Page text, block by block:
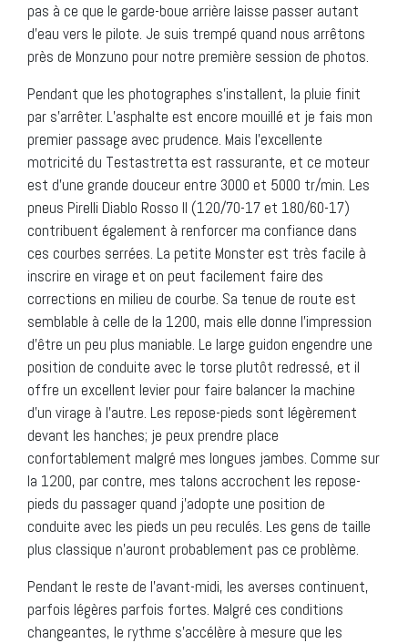
pas à ce que le garde-boue arrière laisse passer autant
d’eau vers le pilote. Je suis trempé quand nous arrêtons
près de Monzuno pour notre première session de photos.
Pendant que les photographes s’installent, la pluie finit
par s’arrêter. L’asphalte est encore mouillé et je fais mon
premier passage avec prudence. Mais l’excellente
motricité du Testastretta est rassurante, et ce moteur
est d’une grande douceur entre 3000 et 5000 tr/min. Les
pneus Pirelli Diablo Rosso II (120/70-17 et 180/60-17)
contribuent également à renforcer ma confiance dans
ces courbes serrées. La petite Monster est très facile à
inscrire en virage et on peut facilement faire des
corrections en milieu de courbe. Sa tenue de route est
semblable à celle de la 1200, mais elle donne l’impression
d’être un peu plus maniable. Le large guidon engendre une
position de conduite avec le torse plutôt redressé, et il
offre un excellent levier pour faire balancer la machine
d’un virage à l’autre. Les repose-pieds sont légèrement
devant les hanches; je peux prendre place
confortablement malgré mes longues jambes. Comme sur
la 1200, par contre, mes talons accrochent les repose-
pieds du passager quand j’adopte une position de
conduite avec les pieds un peu reculés. Les gens de taille
plus classique n’auront probablement pas ce problème.
Pendant le reste de l’avant-midi, les averses continuent,
parfois légères parfois fortes. Malgré ces conditions
changeantes, le rythme s’accélère à mesure que les